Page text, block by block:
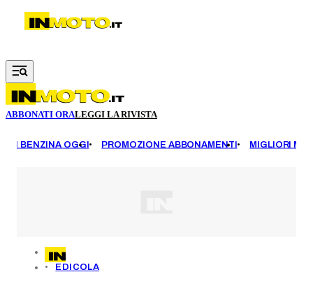
Vai al contenuto principale
ABBONATI ORALEGGI LA RIVISTA
BENZINA OGGI PROMOZIONE ABBONAMENTI MIGLIORI
EDICOLA